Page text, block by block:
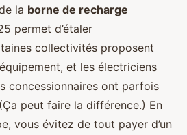
la borne de recharge
permet d’étaler
collectivités proposent
et les électriciens
concessionnaires ont parfois
peut faire la différence.) En
vous évitez de tout payer d’un